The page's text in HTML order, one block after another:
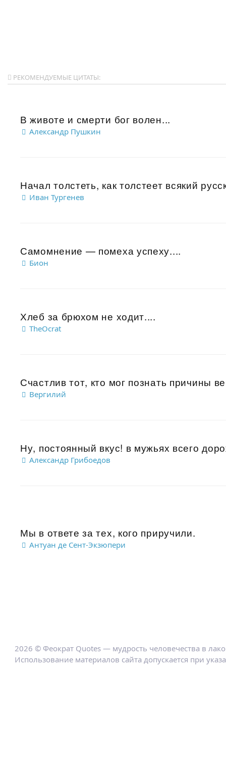
РЕКОМЕНДУЕМЫЕ ЦИТАТЫ:
В животе и смерти бог волен...
Александр Пушкин
Начал толстеть, как толстеет всякий
Иван Тургенев
Самомнение — помеха успеху....
Бион
Хлеб за брюхом не ходит....
TheOcrat
Счастлив тот, кто мог познать причины
Вергилий
Ну, постоянный вкус! в мужьях всего
Александр Грибоедов
Мы в ответе за тех, кого приручили.
Антуан де Сент-Экзюпери
2026 © Феократ Quotes — мудрость человечества в
Использование материалов сайта допускается при